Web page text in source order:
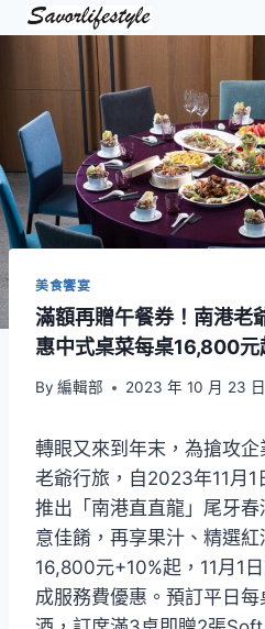
Skip
美食饗宴
滿額再贈午餐券！南港老
惠中式桌菜每桌16,800元
By 編輯部 2023 年 10 月 23 日
轉眼又來到年末，為搶攻
老爺行旅，自2023年11月
推出「南港直直龍」尾牙
意佳餚，再享果汁、精選
16,800元+10%起，11月1
成服務費優惠。預訂平日